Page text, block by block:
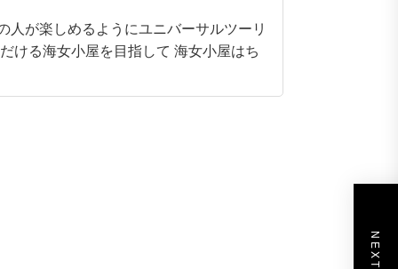
が楽しめるようにユニバーサルツーリ
ける海女小屋を目指して 海女小屋はち